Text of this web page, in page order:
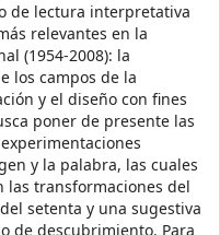
de lectura interpretativa
relevantes en la
(1954-2008): la
los campos de la
y el diseño con fines
poner de presente las
y la palabra, las cuales
las transformaciones del
setenta y una sugestiva
de descubrimiento. Para